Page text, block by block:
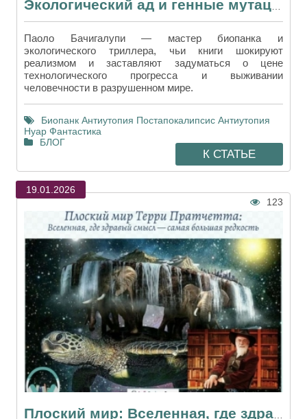
Экологический ад и генные мутации: путеводитель по мирам Паоло Бачигалупи
Паоло Бачигалупи — мастер биопанка и
экологического триллера, чьи книги шокируют
реализмом и заставляют задуматься о цене
технологического прогресса и выживании
человечности в разрушенном мире.
Биопанк Антиутопия Постапокалипсис Антиутопия
Нуар Фантастика
БЛОГ
К СТАТЬЕ
19.01.2026
123